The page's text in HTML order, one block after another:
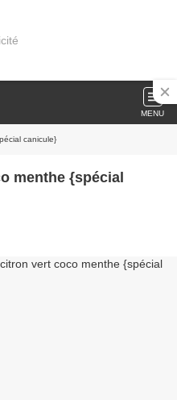
MENU
canicule}
menthe {spécial